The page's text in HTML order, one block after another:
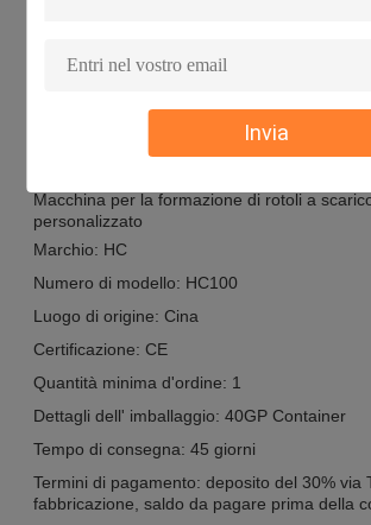
Invia
È progettato appositamente per i tubi di
Personalizzazione:
Macchina per la formazione di rotoli a
personalizzato
Marchio: HC
Numero di modello: HC100
Luogo di origine: Cina
Certificazione: CE
Quantità minima d'ordine: 1
Dettagli dell' imballaggio: 40GP Container
Tempo di consegna: 45 giorni
Termini di pagamento: deposito del 30% via
fabbricazione, saldo da pagare prima della